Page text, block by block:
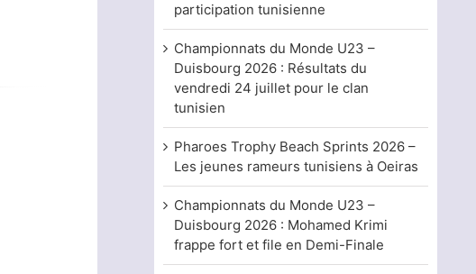
participation tunisienne
Championnats du Monde U23 –
Duisbourg 2026 : Résultats du
vendredi 24 juillet pour le clan
tunisien
Pharoes Trophy Beach Sprints 2026 –
Les jeunes rameurs tunisiens à Oeiras
Championnats du Monde U23 –
Duisbourg 2026 : Mohamed Krimi
frappe fort et file en Demi-Finale